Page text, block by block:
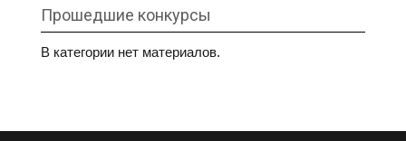
Клуб
Контакты
Прошедшие конкурсы
В категории нет материалов.